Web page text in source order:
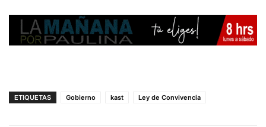
ETIQUETAS Gobierno kast Ley de Convivencia